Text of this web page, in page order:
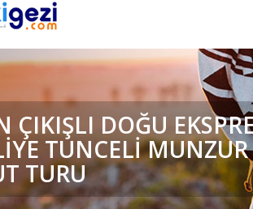
ÇIKIŞLI DOĞU
TUNCELİ
TURU